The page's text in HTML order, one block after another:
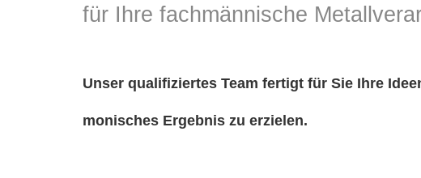
für Ihre fachmännische
Unser qua­li­fi­zier­tes Team fer­tigt für Sie Ihre
mo­ni­sches Er­geb­nis zu er­zie­len.